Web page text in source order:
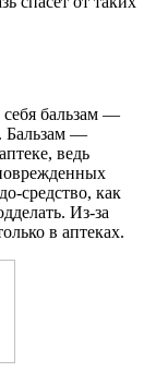
себя бальзам —
Бальзам —
ведь
средство, как
Из-за
в аптеках.